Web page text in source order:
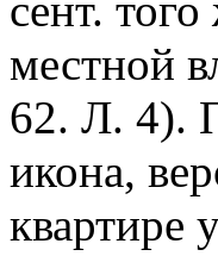
сент.
местной
62. Л. 4).
икона,
квартире